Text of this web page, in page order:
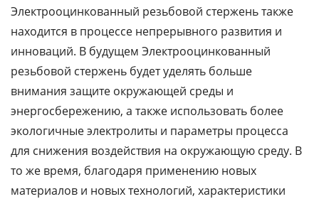
Электрооцинкованный резьбовой стержень также
находится в процессе непрерывного развития и
инноваций. В будущем Электрооцинкованный
резьбовой стержень будет уделять больше
внимания защите окружающей среды и
энергосбережению, а также использовать более
экологичные электролиты и параметры процесса
для снижения воздействия на окружающую среду. В
то же время, благодаря применению новых
материалов и новых технологий, характеристики